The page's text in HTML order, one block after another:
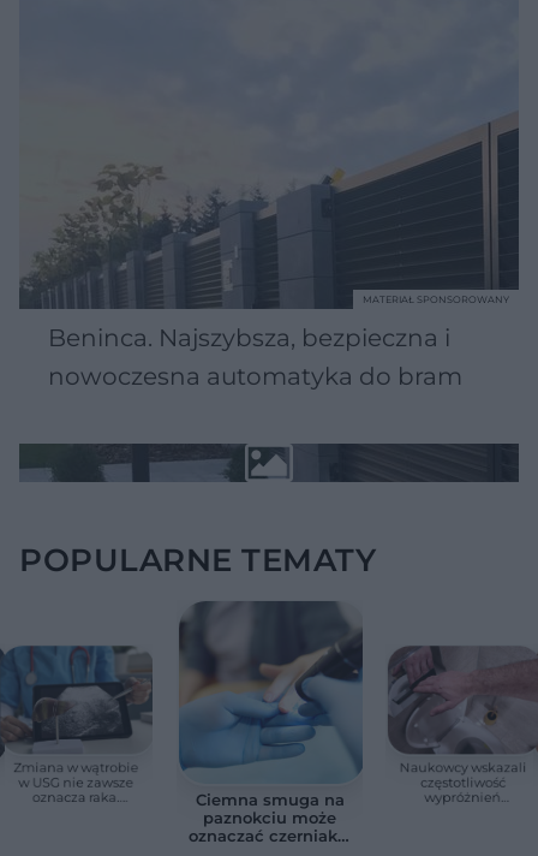
Beninca. Najszybsza, bezpieczna i
nowoczesna automatyka do bram
MATERIAŁ SPONSOROWANY
POPULARNE TEMATY
Zmiana w wątrobie
w USG nie zawsze
oznacza raka.
Ciemna smuga na
paznokciu może
oznaczać czerniaka.
Naukowcy wskazali
częstotliwość
wypróżnień